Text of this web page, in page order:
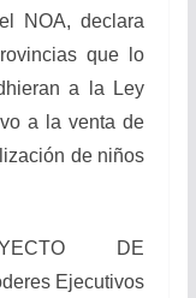
NOA, declara
que lo
a la Ley
a la venta de
de niños
DE
Ejecutivos